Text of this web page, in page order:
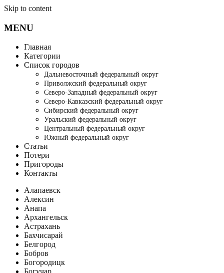
Skip to content
MENU
Главная
Категории
Список городов
Дальневосточный федеральный округ
Приволжский федеральный округ
Северо-Западный федеральный округ
Северо-Кавказский федеральный округ
Сибирский федеральный округ
Уральский федеральный округ
Центральный федеральный округ
Южный федеральный округ
Статьи
Потери
Пригороды
Контакты
Алапаевск
Алексин
Анапа
Архангельск
Астрахань
Бахчисарай
Белгород
Бобров
Богородицк